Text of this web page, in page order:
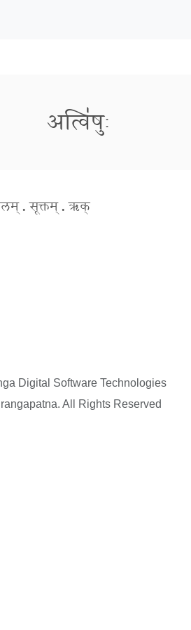
अत्वि॑षुः
. सूक्तम् . ऋक्
Digital Software Technologies
All Rights Reserved